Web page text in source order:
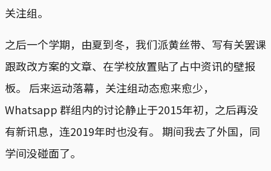
关注组。
之后一个学期，由夏到冬，我们派黄丝带、写有关罢课
跟政改方案的文章、在学校放置贴了占中资讯的壁报
板。 后来运动落幕，关注组动态愈来愈少，
Whatsapp 群组内的讨论静止于2015年初，之后再没
有新讯息，连2019年时也没有。 期间我去了外国，同
学间没碰面了。